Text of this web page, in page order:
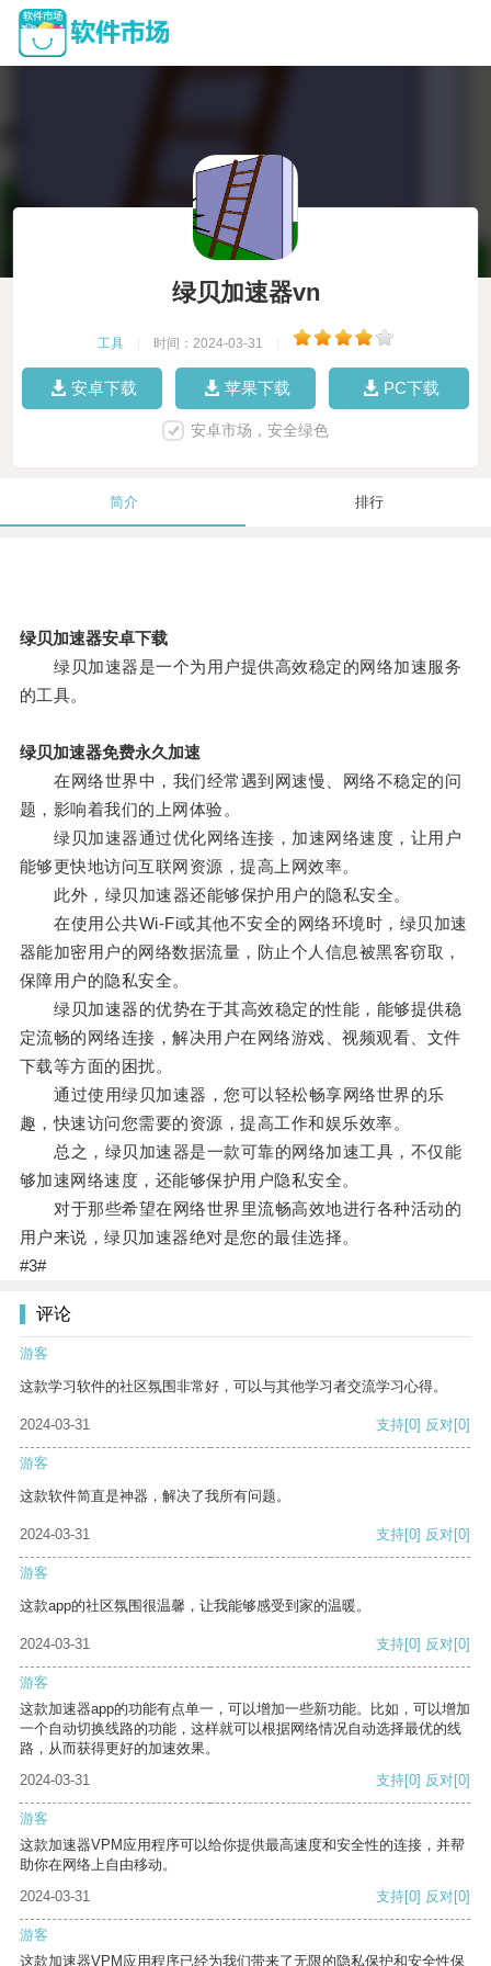
绿贝加速器vn
工具 时间：2024-03-31
安卓下载 苹果下载 PC下载
安卓市场，安全绿色
简介 排行
绿贝加速器安卓下载
绿贝加速器是一个为用户提供高效稳定的网络加速服务
的工具。
绿贝加速器免费永久加速
在网络世界中，我们经常遇到网速慢、网络不稳定的问
题，影响着我们的上网体验。
绿贝加速器通过优化网络连接，加速网络速度，让用户
能够更快地访问互联网资源，提高上网效率。
此外，绿贝加速器还能够保护用户的隐私安全。
在使用公共Wi-Fi或其他不安全的网络环境时，绿贝加速
器能加密用户的网络数据流量，防止个人信息被黑客窃取，
保障用户的隐私安全。
绿贝加速器的优势在于其高效稳定的性能，能够提供稳
定流畅的网络连接，解决用户在网络游戏、视频观看、文件
下载等方面的困扰。
通过使用绿贝加速器，您可以轻松畅享网络世界的乐
趣，快速访问您需要的资源，提高工作和娱乐效率。
总之，绿贝加速器是一款可靠的网络加速工具，不仅能
够加速网络速度，还能够保护用户隐私安全。
对于那些希望在网络世界里流畅高效地进行各种活动的
用户来说，绿贝加速器绝对是您的最佳选择。
#3#
评论
游客
这款学习软件的社区氛围非常好，可以与其他学习者交流学习心得。
2024-03-31 支持[0] 反对[0]
游客
这款软件简直是神器，解决了我所有问题。
2024-03-31 支持[0] 反对[0]
游客
这款app的社区氛围很温馨，让我能够感受到家的温暖。
2024-03-31 支持[0] 反对[0]
游客
这款加速器app的功能有点单一，可以增加一些新功能。比如，可以增加
一个自动切换线路的功能，这样就可以根据网络情况自动选择最优的线
路，从而获得更好的加速效果。
2024-03-31
支持[0] 反对[0]
游客
这款加速器VPM应用程序可以给你提供最高速度和安全性的连接，并帮
助你在网络上自由移动。
2024-03-31
支持[0] 反对[0]
游客
这款加速器VPM应用程序已经为我们带来了无限的隐私保护和安全性保